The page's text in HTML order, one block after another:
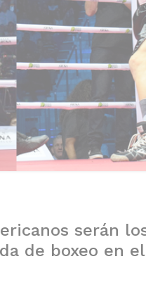
serán
de boxeo en